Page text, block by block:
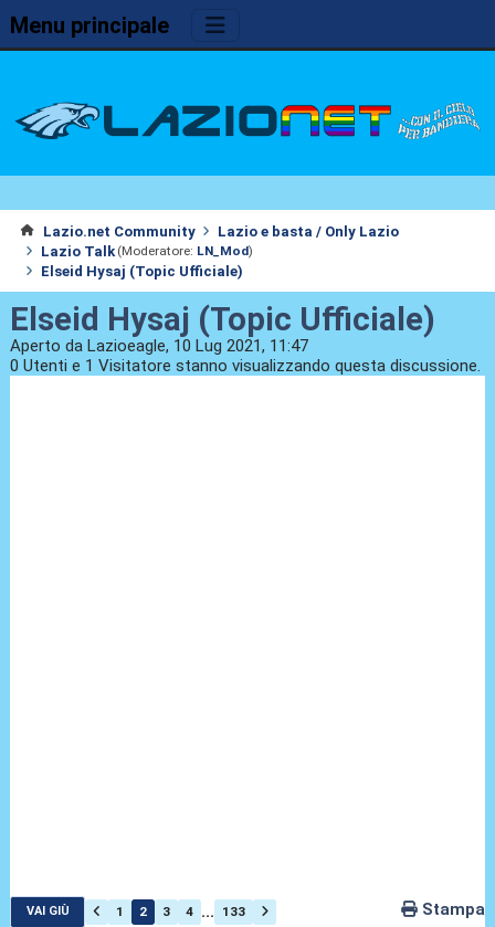
Menu principale
Lazio.net Community
Lazio e basta / Only Lazio
Lazio Talk (Moderatore: LN_Mod)
Elseid Hysaj (Topic Ufficiale)
Elseid Hysaj (Topic Ufficiale)
Aperto da Lazioeagle, 10 Lug 2021, 11:47
0 Utenti e 1 Visitatore stanno visualizzando questa discussione.
VAI GIÙ 1 2 3 4 ... 133 Stampa